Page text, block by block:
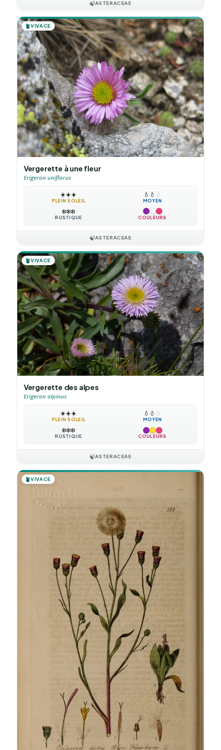
🍃ASTERACEAE
🪴VIVACE
Vergerette à une fleur
Erigeron uniflorus
☀️☀️☀️
PLEIN SOLEIL
💧 💧 💧
MOYEN
❄️❄️❄️
RUSTIQUE COULEURS
🍃ASTERACEAE
🪴VIVACE
Vergerette des alpes
Erigeron alpinus
☀️☀️☀️
PLEIN SOLEIL
💧 💧 💧
MOYEN
❄️❄️❄️
RUSTIQUE COULEURS
🍃ASTERACEAE
🪴VIVACE